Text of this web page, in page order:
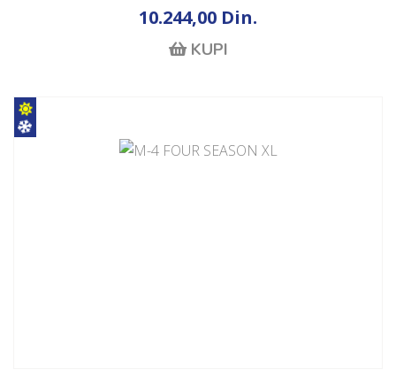
10.244,00 Din.
KUPI